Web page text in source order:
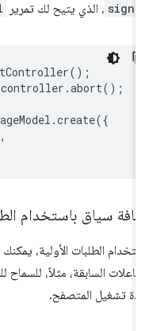
، الذي يتيح لك تمرير
=> controller.abort
.create
سياق باستخدام
الطلبات الأولية، يمكنك
السابقة، مثلاً، للسماح
تشغيل المتصفح.